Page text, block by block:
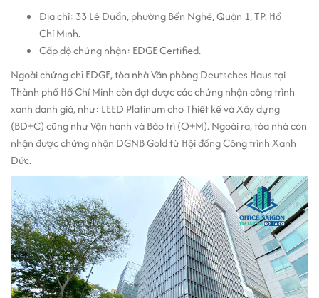
Địa chỉ: 33 Lê Duẩn, phường Bến Nghé, Quận 1, TP. Hồ
Chí Minh.
Cấp độ chứng nhận: EDGE Certified.
Ngoài chứng chỉ EDGE, tòa nhà Văn phòng Deutsches Haus tại
Thành phố Hồ Chí Minh còn đạt được các chứng nhận công trình
xanh danh giá, như: LEED Platinum cho Thiết kế và Xây dựng
(BD+C) cũng như Vận hành và Bảo trì (O+M). Ngoài ra, tòa nhà còn
nhận được chứng nhận DGNB Gold từ Hội đồng Công trình Xanh
Đức.